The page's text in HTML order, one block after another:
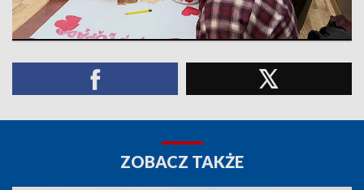
ZOBACZ TAKŻE